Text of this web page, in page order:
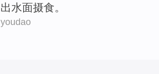
出水面摄食。
youdao